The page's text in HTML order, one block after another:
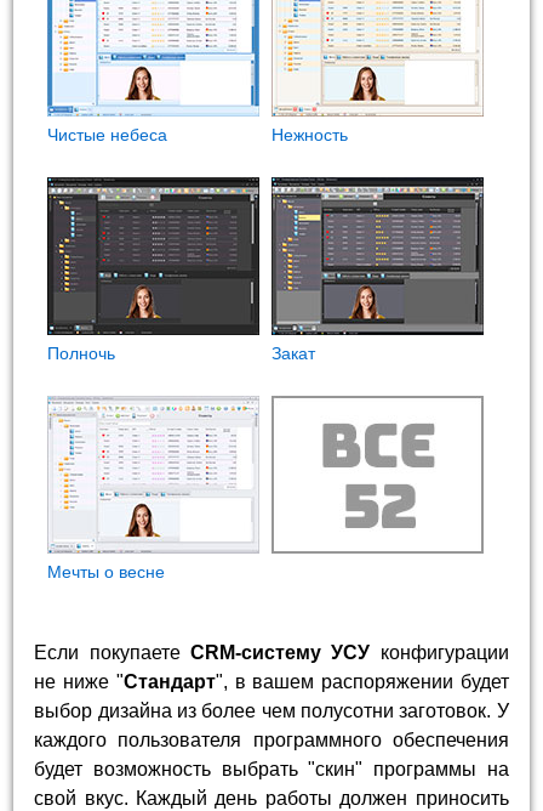
Чистые небеса Нежность
Полночь Закат
Мечты о весне
Если покупаете CRM-систему УСУ конфигурации
не ниже "Стандарт", в вашем распоряжении будет
выбор дизайна из более чем полусотни заготовок. У
каждого пользователя программного обеспечения
будет возможность выбрать "скин" программы на
свой вкус. Каждый день работы должен приносить